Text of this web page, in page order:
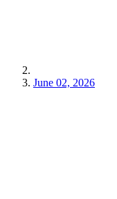
June 02, 2026